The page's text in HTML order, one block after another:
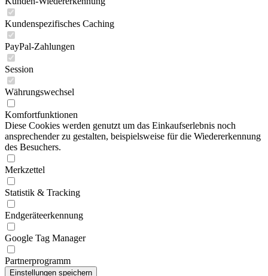
Kundenspezifisches Caching
PayPal-Zahlungen
Session
Währungswechsel
Komfortfunktionen
Diese Cookies werden genutzt um das Einkaufserlebnis noch
ansprechender zu gestalten, beispielsweise für die Wiedererkennung
des Besuchers.
Merkzettel
Statistik & Tracking
Endgeräteerkennung
Google Tag Manager
Partnerprogramm